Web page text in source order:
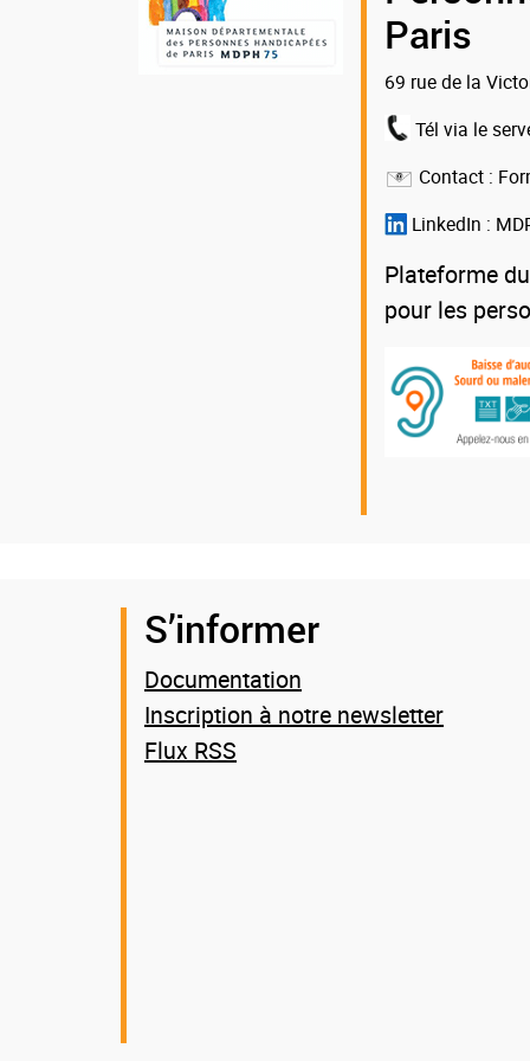
la
Paris
69 rue de la
Tél via le
Contact :
LinkedIn :
Plateforme
pour les
S’informer
Documentation
Inscription à notre newsletter
Flux RSS